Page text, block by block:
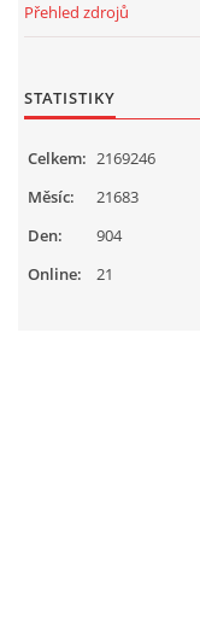
Přehled zdrojů
STATISTIKY
Online: 21
Celkem: 2169246
Měsíc:
21683
Den:
904